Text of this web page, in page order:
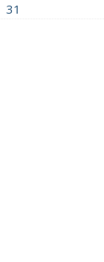
31